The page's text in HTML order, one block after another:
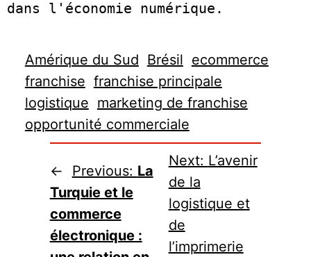
Amérique du Sud Brésil ecommerce
franchise franchise principale
logistique marketing de franchise
opportunité commerciale
← Previous: La
Turquie et le
commerce
électronique :
Next: L’avenir
de la
logistique et
de
l’imprimerie